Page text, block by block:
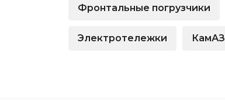
Фронтальные погрузчики
Электротележки КамАЗ